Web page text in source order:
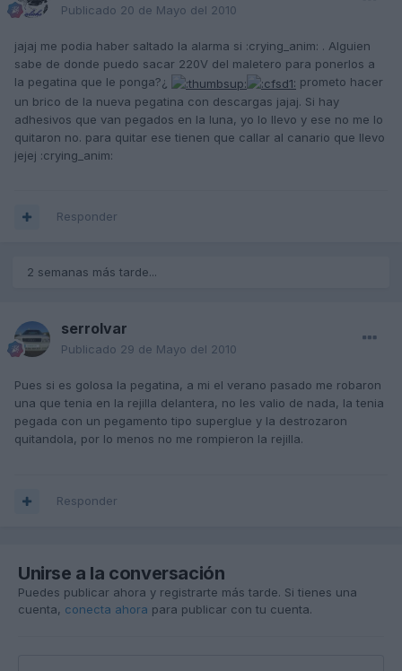
Publicado 20 de Mayo del 2010
jajaj me podia haber saltado la alarma si :crying_anim: . Alguien
sabe de donde puedo sacar 220V del maletero para ponerlos a
la pegatina que le ponga?¿
prometo hacer
un brico de la nueva pegatina con descargas jajaj. Si hay
adhesivos que van pegados en la luna, yo lo llevo y ese no me lo
quitaron no. para quitar ese tienen que callar al canario que llevo
jejej :crying_anim:
Responder
2 semanas más tarde...
serrolvar
Publicado 29 de Mayo del 2010
Pues si es golosa la pegatina, a mi el verano pasado me robaron
una que tenia en la rejilla delantera, no les valio de nada, la tenia
pegada con un pegamento tipo superglue y la destrozaron
quitandola, por lo menos no me rompieron la rejilla.
Responder
Unirse a la conversación
Puedes publicar ahora y registrarte más tarde. Si tienes una
cuenta, conecta ahora para publicar con tu cuenta.